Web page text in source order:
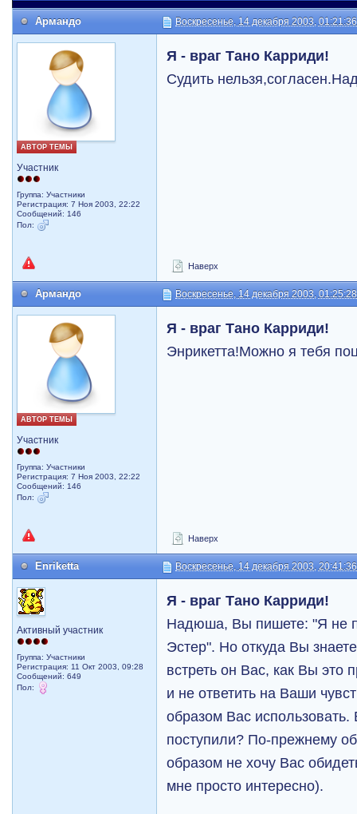
Армандо Воскресенье, 14 декабря 2003, 01:21:36
АВТОР ТЕМЫ
Участник
Группа: Участники
Регистрация: 7 Ноя 2003, 22:22
Сообщений: 146
Пол:
Я - враг Тано Карриди!
Судить
Наверх
Армандо Воскресенье, 14 декабря 2003, 01:25:28
АВТОР ТЕМЫ
Участник
Группа: Участники
Регистрация: 7 Ноя 2003, 22:22
Сообщений: 146
Пол:
Я - враг Тано Карриди!
Энрикетта!Можно я тебя
Наверх
Enriketta Воскресенье, 14 декабря 2003, 20:41:36
Активный участник
Группа: Участники
Регистрация: 11 Окт 2003, 09:28
Сообщений: 649
Пол:
Я - враг Тано Карриди!
Надюша, Вы пишете: "Я не
Эстер". Но откуда Вы
встреть он Вас, как Вы
и не ответить на Ваши
образом Вас
поступили? По-прежнему
образом не хочу Вас
мне просто интересно).